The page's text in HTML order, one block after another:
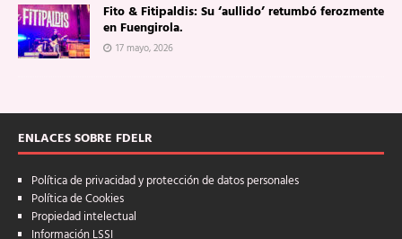
Fito & Fitipaldis: Su ‘aullido’ retumbó ferozmente
en Fuengirola.
17 mayo, 2026
ENLACES SOBRE FDELR
Política de privacidad y protección de datos personales
Política de Cookies
Propiedad intelectual
Información LSSI